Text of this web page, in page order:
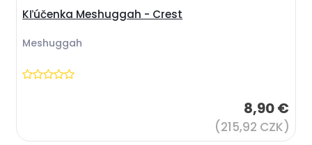
Kľúčenka Meshuggah - Crest
Meshuggah
8,90 €
(215,92 CZK)